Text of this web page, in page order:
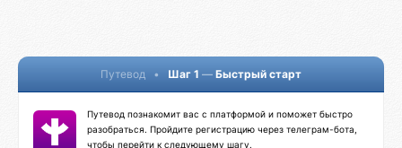
Путевод • Шаг 1 — Быстрый старт
Путевод познакомит вас с платформой и поможет быстро
разобраться. Пройдите регистрацию через телеграм-бота,
чтобы перейти к следующему шагу.